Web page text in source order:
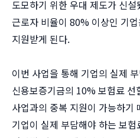
도모하기 위한 우대 제도가 신
근로자 비율이 80% 이상인 기
지원받게 된다.
이번 사업을 통해 기업의 실제
신용보증기금의 10% 보험료 선
사업과의 중복 지원이 가능하기
기업이 실제 부담해야 하는 보